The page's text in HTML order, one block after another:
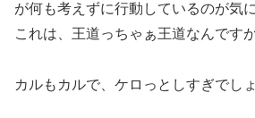
が何も考えずに行動しているのが気
これは、王道っちゃぁ王道なんですが
カルもカルで、ケロっとしすぎでし